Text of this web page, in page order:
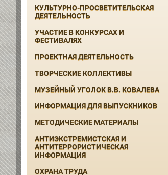
КУЛЬТУРНО-ПРОСВЕТИТЕЛЬСКАЯ
ДЕЯТЕЛЬНОСТЬ
УЧАСТИЕ В КОНКУРСАХ И
ФЕСТИВАЛЯХ
ПРОЕКТНАЯ ДЕЯТЕЛЬНОСТЬ
ТВОРЧЕСКИЕ КОЛЛЕКТИВЫ
МУЗЕЙНЫЙ УГОЛОК В.В. КОВАЛЕВА
ИНФОРМАЦИЯ ДЛЯ ВЫПУСКНИКОВ
МЕТОДИЧЕСКИЕ МАТЕРИАЛЫ
АНТИЭКСТРЕМИСТСКАЯ И
АНТИТЕРРОРИСТИЧЕСКАЯ
ИНФОРМАЦИЯ
ОХРАНА ТРУДА